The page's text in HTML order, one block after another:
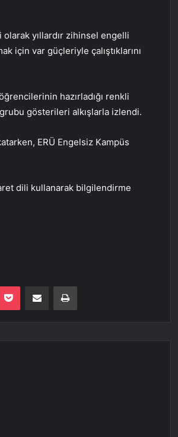
olarak yıllardır zihinsel engelli
için var güçleriyle çalıştıklarını
hazırladığı renkli
gösterileri alkışlarla izlendi.
ERÜ Engelsiz Kampüs
dili kullanarak bilgilendirme
Pocket E-Posta ile paylaş Yazdır